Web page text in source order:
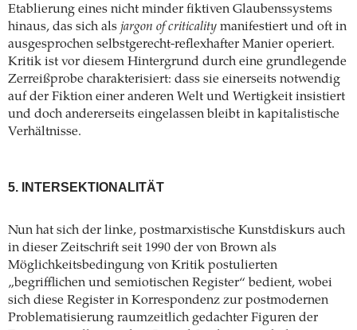
Etablierung eines nicht minder fiktiven Glaubenssystems
hinaus, das sich als jargon of criticality manifestiert und oft in
ausgesprochen selbstgerecht-reflexhafter Manier operiert.
Kritik ist vor diesem Hintergrund durch eine grundlegende
Zerreißprobe charakterisiert: dass sie einerseits notwendig
auf der Fiktion einer anderen Welt und Wertigkeit insistiert
und doch andererseits eingelassen bleibt in kapitalistische
Verhältnisse.
5. INTERSEKTIONALITÄT
Nun hat sich der linke, postmarxistische Kunstdiskurs auch
in dieser Zeitschrift seit 1990 der von Brown als
Möglichkeitsbedingung von Kritik postulierten
„begrifflichen und semiotischen Register“ bedient, wobei
sich diese Register in Korrespondenz zur postmodernen
Problematisierung raumzeitlich gedachter Figuren der